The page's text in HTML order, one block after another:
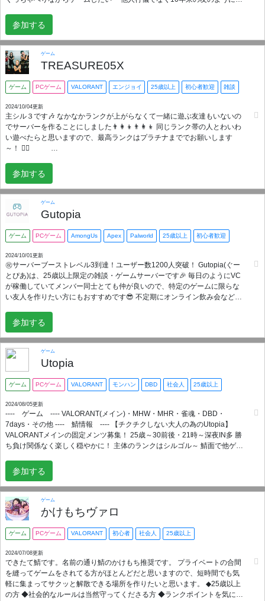
す！少しでも気になった方はぜひO2で遊びましょう✨優しいメンバーがお
待ちしています👍🏻 〜注意事項〜 ルールとお知らせは確認してください_φ(･
_･ ⚠︎いきなりタメ口や距離感の近い方などの加入は御遠慮下さい。 ⚠︎管理
者が不適切と判断した場合、お断りする場合があります。 とにかく各メン
バーが思いやりや敬意を持った上で楽しくお願いいたします('◇')ゞ
段はお酒でも飲みながらラフな雰囲気で遊びますが、 ランクマッチや高難
易度クエストは本気で挑みましょう！ｗ This server is for Japanese
speakers. If you cannot speak Japanese, you cannot enter here. Thank you
for your understanding in advance.
参加する
ゲーム
TREASURE05X
ゲーム PCゲーム VALORANT エンジョイ 25歳以上 初心者歓迎 雑談
2024/10/04更新
主シル３です🎶 なかなかランクが上がらなくて一緒に遊ぶ友達もいないの
でサーバーを作ることにしました👨‍👩‍👦👨‍👩‍👦 同じランク帯の人とわいわ
い遊べたらと思いますので、最高ランクはプラチナまででお願いします
～！ 🙇‍♂️
時間帯は平日20時～24時くらいで土日は予定が合えばいつでも！ 今のメン
バーが25～30歳なので、25歳以上で募集します！ 本当にできたばかりなの
で身内ノリが苦手な方、初めてコミュニティへ入る方も気軽にお声がけく
ださい～😉 サブ垢ユーザーを懸念される方もいると思いますので、”サブ垢
が発覚した””サブ垢の疑惑がある”こういった場合、直接言いづらい場合は
主にDMしていただければ即ご対応いたします！ 今は特にルールなどありま
せんが良識のある言動をお願いします👨‍🎓 Discord omochipan
参加する
ゲーム
Gutopia
ゲーム PCゲーム AmongUs Apex Palworld 25歳以上 初心者歓迎
2024/10/01更新
㊗サーバーブーストレベル3到達！ユーザー数1200人突破！ Gutopia(ぐー
とぴあ)は、25歳以上限定の雑談・ゲームサーバーです🎉 毎日のようにVC
が稼働していてメンバー同士とても仲が良いので、特定のゲームに限らな
い友人を作りたい方にもおすすめです😎 不定期にオンライン飲み会なども
Among Us(オートミュートbotアリ) | Apex Legends | Minecraft | Sea Of
Thieves | Phasmophobia | 遊戯王 | ポケモンユナイト | ボードゲーム(カタン
等) | 麻雀 | FF14 | VALORANT | Factorio | BF2042 ｜Back 4 Blood ｜原神 |
etc... ここに書かれていないゲームでも自由にプレイ・配信・見学可能で
す。 複数人用ゲームに限らず、一人用ゲームを雑談しながら配信などもア
リです。 スマホのみでできるゲーム等でも遊んでいるので、PC環境のない
方も参加歓迎です。 独自botやミニゲームの出来るbotなど、botも充実して
います。 参加お待ちしてます💪
参加する
ゲーム
Utopia
ゲーム PCゲーム VALORANT モンハン DBD 社会人 25歳以上
2024/08/05更新
‐‐‐‐ ゲーム ‐‐‐‐ VALORANT(メイン)・MHW・MHR・雀魂・DBD・
7days・その他 ‐‐‐‐ 鯖情報 ‐‐‐‐ 【チクチクしない大人の為のUtopia】
VALORANTメインの固定メンツ募集！ 25歳～30前後・21時～深夜IN多 勝
ち負け関係なく楽しく穏やかに！ 主体のランクはシルゴル～ 鯖面で他ゲー
率が安定したら募集打ち切ります！ ‐‐‐‐ 参加条件 ‐‐‐‐ 25歳↑/VC必須/PC
ゲー主体/温厚な人格 社会人常識/活動時間21時～26前後の範囲 治安維持の
為、鯖加入後に 鯖主と1回デュオを挟みますが 大した話は無いので気負い
せず 気軽に鯖加入来てください！ お互いに雰囲気合いそうなら 正式メンバ
ーへ！ ｰｰｰｰ NG ｰｰｰｰ トキシク、指示厨、25歳↓ ※1カ月内に鯖INが無い場合
はキック対象
参加する
ゲーム
かけもちヴァロ
ゲーム PCゲーム VALORANT 初心者 社会人 25歳以上
2024/07/08更新
できたて鯖です。名前の通り鯖のかけもち推奨です。 プライベートの合間
を縫ってゲームをされてる方がほとんどだと思いますので、短時間でも気
軽に集まってサクッと解散できる場所を作りたいと思います。 ◆25歳以上
の方 ◆社会的なルールは当然守ってくださる方 ◆ランクポイントを気にし